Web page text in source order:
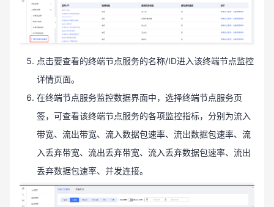
点击要查看的终端节点服务的名称/ID进入该终端节点监控
详情页面。
在终端节点服务监控数据界面中，选择终端节点服务页
签，可查看该终端节点服务的各项监控指标，分别为流入
带宽、流出带宽、流入数据包速率、流出数据包速率、流
入丢弃带宽、流出丢弃带宽、流入丢弃数据包速率、流出
丢弃数据包速率、并发连接。